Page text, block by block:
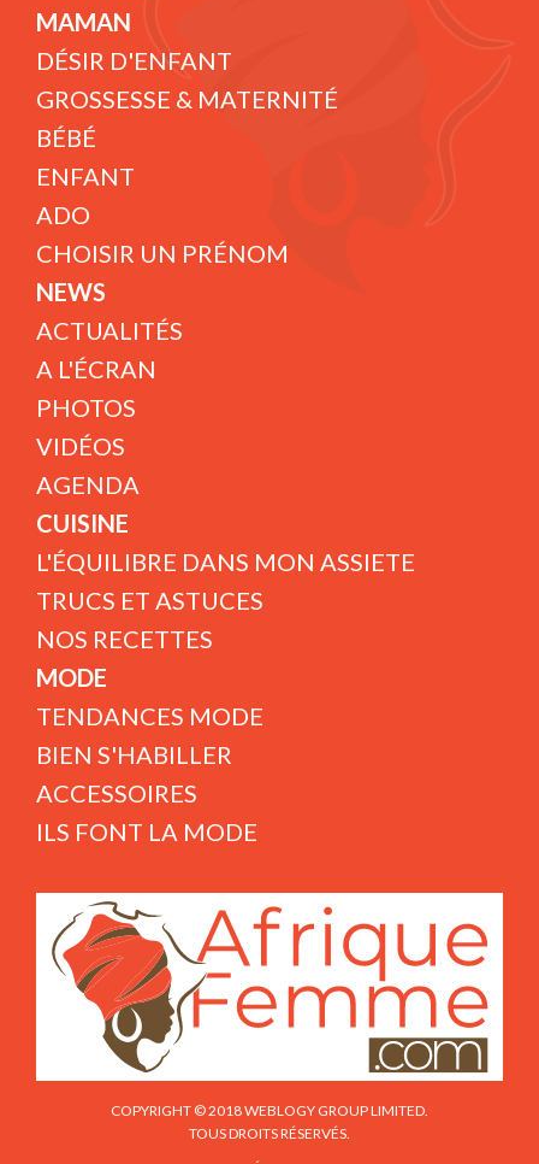
MAMAN
DÉSIR D'ENFANT
GROSSESSE & MATERNITÉ
BÉBÉ
ENFANT
ADO
CHOISIR UN PRÉNOM
NEWS
ACTUALITÉS
A L'ÉCRAN
PHOTOS
VIDÉOS
AGENDA
CUISINE
L'ÉQUILIBRE DANS MON ASSIETE
TRUCS ET ASTUCES
NOS RECETTES
MODE
TENDANCES MODE
BIEN S'HABILLER
ACCESSOIRES
ILS FONT LA MODE
COPYRIGHT © 2018 WEBLOGY GROUP LIMITED.
TOUS DROITS RÉSERVÉS.